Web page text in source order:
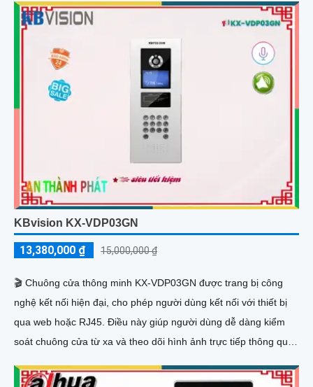
máy, cho phép bạn dễ dàng kết nối với mạng Ethernet. Sản
KBvision KX-VDP03GN
13,380,000 ₫ 15,000,000 ₫
🎬 Chuông cửa thông minh KX-VDP03GN được trang bị công
nghệ kết nối hiện đại, cho phép người dùng kết nối với thiết bị
qua web hoặc RJ45. Điều này giúp người dùng dễ dàng kiểm
soát chuông cửa từ xa và theo dõi hình ảnh trực tiếp thông qua
đảm bảo độ ổn định và đáng tin cậy. Sản phẩm này là sự lựa